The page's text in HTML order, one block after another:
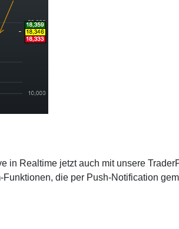
in Realtime jetzt auch mit unsere
die per Push-Notification